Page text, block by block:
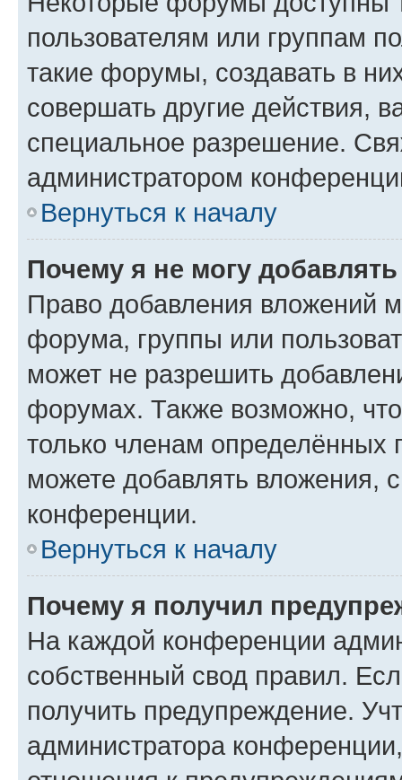
пользователям или группам
такие форумы, создавать в
совершать другие действия,
специальное разрешение.
администратором
Вернуться к началу
Почему я не могу
Право добавления вложений
форума, группы или
может не разрешить
форумах. Также возможно,
только членам определённых
можете добавлять вложения,
конференции.
Вернуться к началу
Почему я получил
На каждой конференции
собственный свод правил.
получить предупреждение.
администратора